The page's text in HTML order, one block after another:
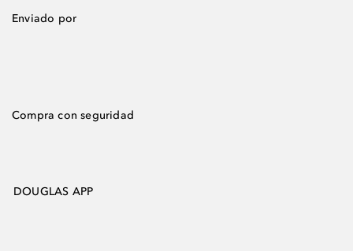
Enviado por
Compra con seguridad
DOUGLAS APP